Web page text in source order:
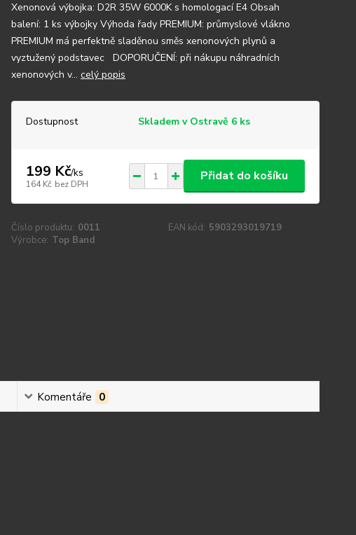
Xenonová výbojka: D2R 35W 6000K s homologací E4 Obsah
balení: 1 ks výbojky Výhoda řady PREMIUM: průmyslové vlákno
PREMIUM má perfektně sladěnou směs xenonových plynů a
vyztužený podstavec DOPORUČENÍ: při nákupu náhradních
xenonových v... celý popis
Dostupnost Skladem v Ostravě 6 ks
199 Kč/ks
164 Kč bez DPH
Přidat do košíku
Číslo produktu: 0011 EAN kód: 5903293019719
Výrobce: Top Band
Komentáře 0